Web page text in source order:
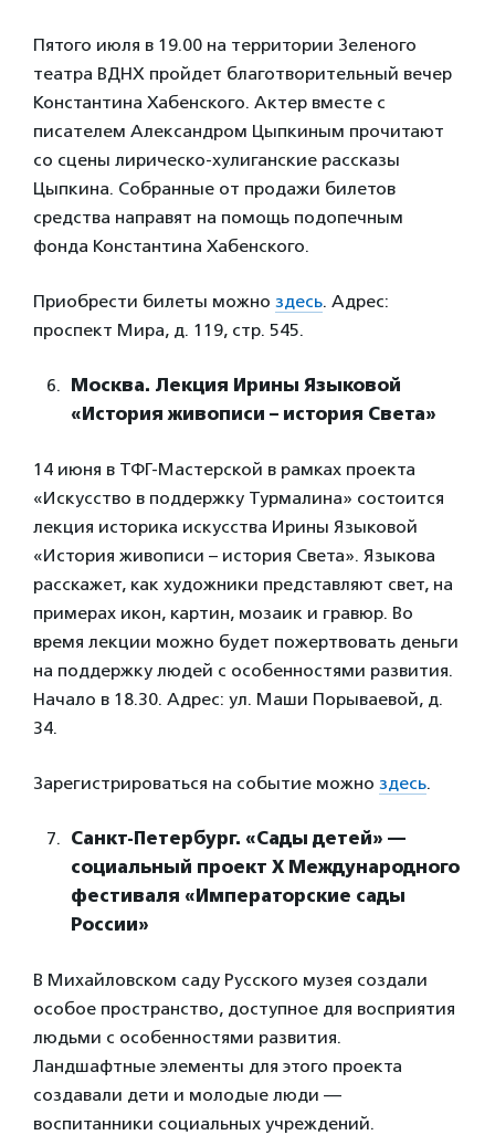
Пятого июля в 19.00 на территории Зеленого
театра ВДНХ пройдет благотворительный вечер
Константина Хабенского. Актер вместе с
писателем Александром Цыпкиным прочитают
со сцены лирическо-хулиганские рассказы
Цыпкина. Собранные от продажи билетов
средства направят на помощь подопечным
фонда Константина Хабенского.
Приобрести билеты можно здесь. Адрес:
проспект Мира, д. 119, стр. 545.
Москва. Лекция Ирины Языковой
«История живописи – история Света»
14 июня в ТФГ-Мастерской в рамках проекта
«Искусство в поддержку Турмалина» состоится
лекция историка искусства Ирины Языковой
«История живописи – история Света». Языкова
расскажет, как художники представляют свет, на
примерах икон, картин, мозаик и гравюр. Во
время лекции можно будет пожертвовать деньги
на поддержку людей с особенностями развития.
Начало в 18.30. Адрес: ул. Маши Порываевой, д.
34.
Зарегистрироваться на событие можно здесь.
Санкт-Петербург. «Сады детей» —
социальный проект X Международного
фестиваля «Императорские сады
России»
В Михайловском саду Русского музея создали
особое пространство, доступное для восприятия
людьми с особенностями развития.
Ландшафтные элементы для этого проекта
создавали дети и молодые люди —
воспитанники социальных учреждений.